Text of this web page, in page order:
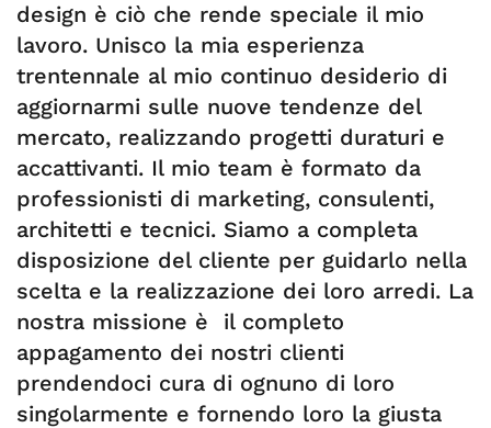
design è ciò che rende speciale il mio
lavoro. Unisco la mia esperienza
trentennale al mio continuo desiderio di
aggiornarmi sulle nuove tendenze del
mercato, realizzando progetti duraturi e
accattivanti. Il mio team è formato da
professionisti di marketing, consulenti,
architetti e tecnici. Siamo a completa
disposizione del cliente per guidarlo nella
scelta e la realizzazione dei loro arredi. La
nostra missione è il completo
appagamento dei nostri clienti
prendendoci cura di ognuno di loro
singolarmente e fornendo loro la giusta